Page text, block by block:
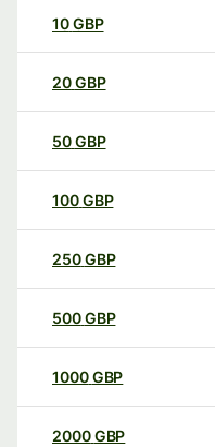
10GBP
20GBP
50GBP
100GBP
250GBP
500GBP
1000GBP
2000GBP